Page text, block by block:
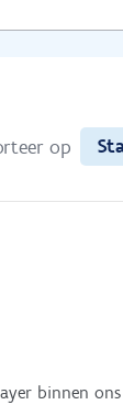
op
binnen